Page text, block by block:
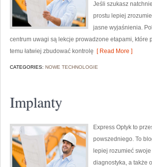
Jeśli szukasz
prostu lepiej
jasne wyjaśnienia.
centrum uwagi są lekcje prowadzone etapami, które
temu łatwiej zbudować kontrolę [ Read More ]
CATEGORIES: NOWE TECHNOLOGIE
Implanty
Express Optyk to
powszedniego. To
lepiej rozumieć
diagnostyka, a także